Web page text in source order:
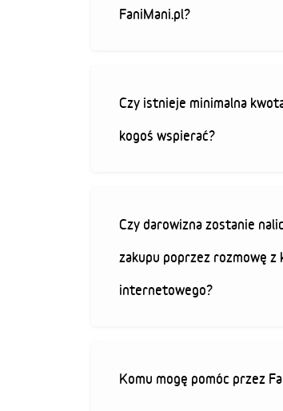
FaniMani.pl?
Czy istnieje minimalna
kogoś wspierać?
Czy darowizna zostanie
zakupu poprzez rozmowę z
internetowego?
Komu mogę pomóc przez